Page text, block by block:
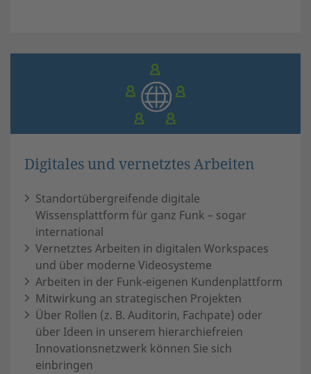
Digitales und vernetztes Arbeiten
Standortübergreifende digitale
Wissensplattform für ganz Funk – sogar
international
Vernetztes Arbeiten in digitalen Workspaces
und über moderne Videosysteme
Arbeiten in der Funk-eigenen Kundenplattform
Mitwirkung an strategischen Projekten
Über Rollen (z. B. Auditorin, Fachpate) oder
über Ideen in unserem hierarchiefreien
Innovationsnetzwerk können Sie sich
einbringen